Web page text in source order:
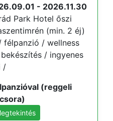
- 2026.11.30
Park Hotel őszi
(min. 2 éj)
/ wellness
/ ingyenes
/
(reggeli